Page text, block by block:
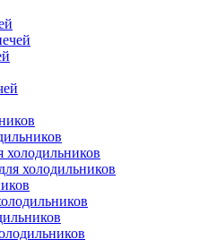
холодильников
холодильников